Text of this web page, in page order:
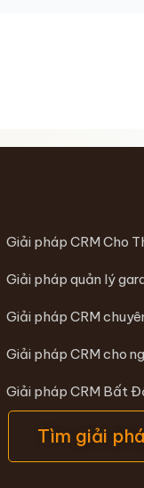
Giải pháp CRM Cho
Giải pháp quản lý
Giải pháp CRM
Giải pháp CRM cho
Giải pháp CRM Bất
Tìm giải